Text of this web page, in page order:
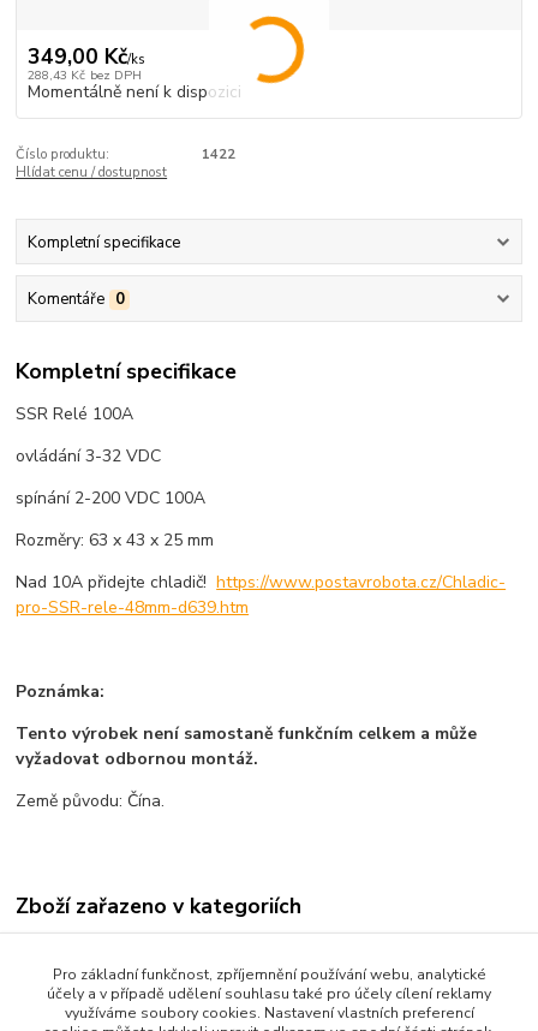
349,00 Kč/ks
288,43 Kč bez DPH
Momentálně není k dispozici
Číslo produktu:
1422
Hlídat cenu / dostupnost
Kompletní specifikace
Komentáře 0
Kompletní specifikace
SSR Relé 100A
ovládání 3-32 VDC
spínání 2-200 VDC 100A
Rozměry: 63 x 43 x 25 mm
Nad 10A přidejte chladič!https://www.postavrobota.cz/Chladic-
pro-SSR-rele-48mm-d639.htm
Poznámka:
Tento výrobek není samostaně funkčním celkem a může
vyžadovat odbornou montáž.
Země původu: Čína.
Zboží zařazeno v kategoriích
Senzory a moduly
Elektronické součástky
Pro základní funkčnost, zpříjemnění používání webu, analytické
účely a v případě udělení souhlasu také pro účely cílení reklamy
využíváme soubory cookies. Nastavení vlastních preferencí